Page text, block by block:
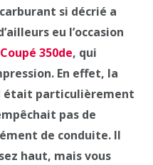
si décrié a
eu l’occasion
Coupé 350de, qui
En effet, la
était particulièrement
pas de
de conduite. Il
haut, mais vous